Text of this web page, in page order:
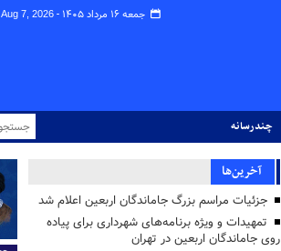
جمعه ۱۶ مرداد ۱۴۰۵ - Aug 7, 2026
چندرسانه
آخرین‌ها
جزئیات مراسم بزرگ جاماندگان اربعین اعلام شد
تمهیدات و ویژه برنامه‌های شهرداری برای پیاده
روی جاماندگان اربعین در تهران